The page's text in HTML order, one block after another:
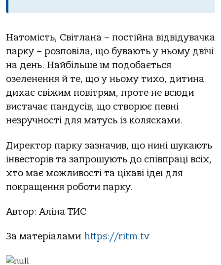
Натомість, Світлана – постійна відвідувачка
парку – розповіла, що бувають у ньому двічі
на день. Найбільше їм подобається
озеленення й те, що у ньому тихо, дитина
дихає свіжим повітрям, проте не всюди
вистачає пандусів, що створює певні
незручності для матусь із колясками.
Директор парку зазначив, що нині шукають
інвесторів та запрошують до співпраці всіх,
хто має можливості та цікаві ідеї для
покращення роботи парку.
Автор: Аліна ТИС
За матеріалами https://ritm.tv